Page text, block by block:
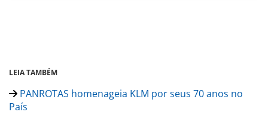
LEIA TAMBÉM
PANROTAS homenageia KLM por seus 70 anos no
País